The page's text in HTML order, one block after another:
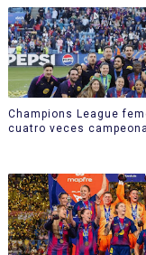
Champions League
cuatro veces